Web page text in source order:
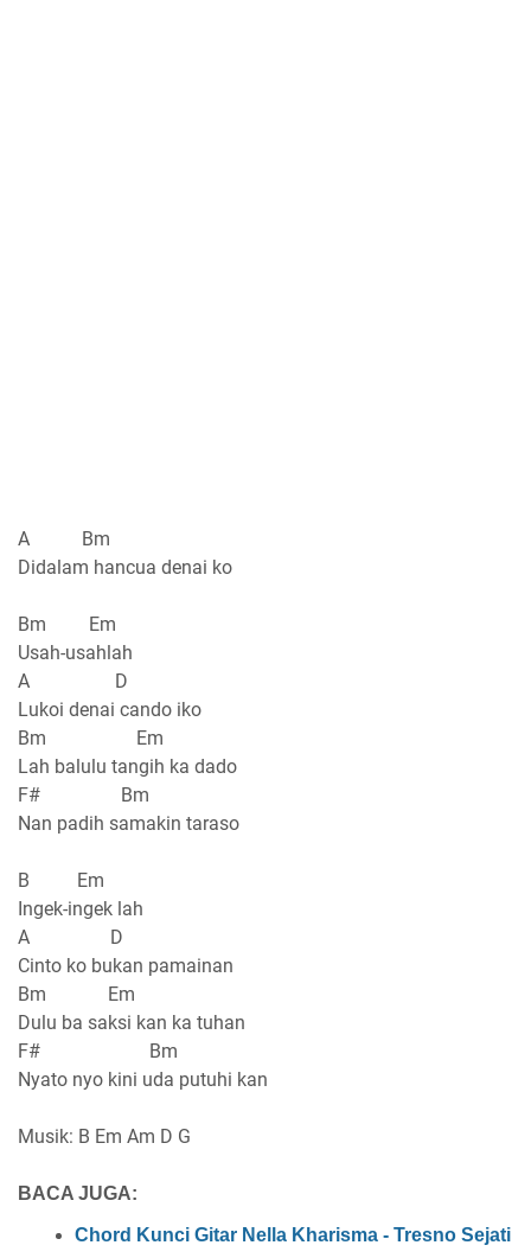
A Bm
Didalam hancua denai ko
Bm Em
Usah-usahlah
A D
Lukoi denai cando iko
Bm Em
Lah balulu tangih ka dado
F# Bm
Nan padih samakin taraso
B Em
Ingek-ingek lah
A D
Cinto ko bukan pamainan
Bm Em
Dulu ba saksi kan ka tuhan
F# Bm
Nyato nyo kini uda putuhi kan
Musik: B Em Am D G
BACA JUGA:
Chord Kunci Gitar Nella Kharisma - Tresno Sejati